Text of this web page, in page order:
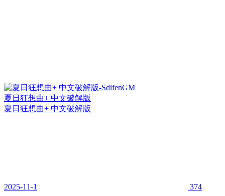
夏日狂想曲+ 中文破解版
夏日狂想曲+ 中文破解版
2025-11-1 374